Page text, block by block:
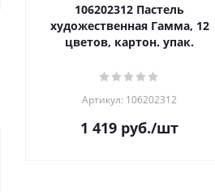
106202312 Пастель
художественная Гамма, 12
цветов, картон. упак.
Артикул: 106202312
1 419 руб./шт